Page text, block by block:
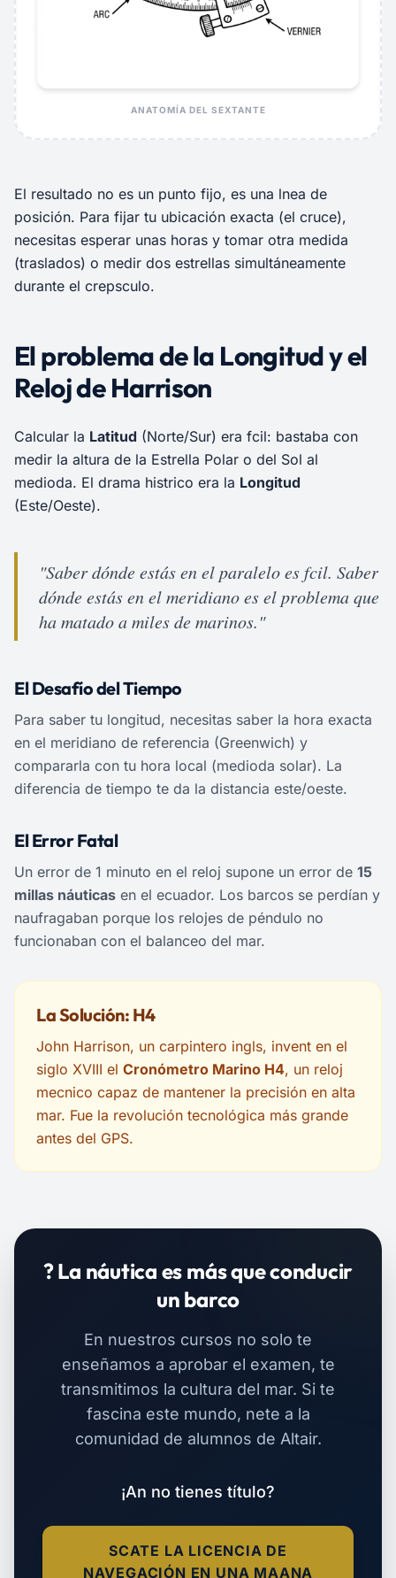
ANATOMÍA DEL SEXTANTE
El resultado no es un punto fijo, es una lnea de
posición. Para fijar tu ubicación exacta (el cruce),
necesitas esperar unas horas y tomar otra medida
(traslados) o medir dos estrellas simultáneamente
durante el crepsculo.
El problema de la Longitud y el
Reloj de Harrison
Calcular la Latitud (Norte/Sur) era fcil: bastaba con
medir la altura de la Estrella Polar o del Sol al
medioda. El drama histrico era la Longitud
(Este/Oeste).
"Saber dónde estás en el paralelo es fcil. Saber
dónde estás en el meridiano es el problema que
ha matado a miles de marinos."
El Desafío del Tiempo
Para saber tu longitud, necesitas saber la hora exacta
en el meridiano de referencia (Greenwich) y
compararla con tu hora local (medioda solar). La
diferencia de tiempo te da la distancia este/oeste.
El Error Fatal
Un error de 1 minuto en el reloj supone un error de 15
millas náuticas en el ecuador. Los barcos se perdían y
naufragaban porque los relojes de péndulo no
funcionaban con el balanceo del mar.
La Solución: H4
John Harrison, un carpintero ingls, invent en el
siglo XVIII el Cronómetro Marino H4, un reloj
mecnico capaz de mantener la precisión en alta
mar. Fue la revolución tecnológica más grande
antes del GPS.
? La náutica es más que conducir
un barco
En nuestros cursos no solo te
enseñamos a aprobar el examen, te
transmitimos la cultura del mar. Si te
fascina este mundo, nete a la
comunidad de alumnos de Altair.
¡An no tienes título?
SCATE LA LICENCIA DE
NAVEGACIÓN EN UNA MAANA